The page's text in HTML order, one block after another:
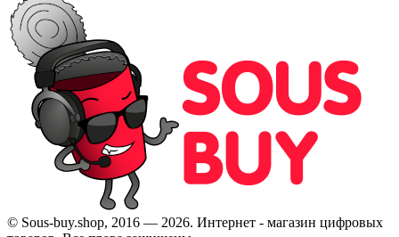
© Sous-buy.shop, 2016 — 2026. Интернет - магазин цифровых